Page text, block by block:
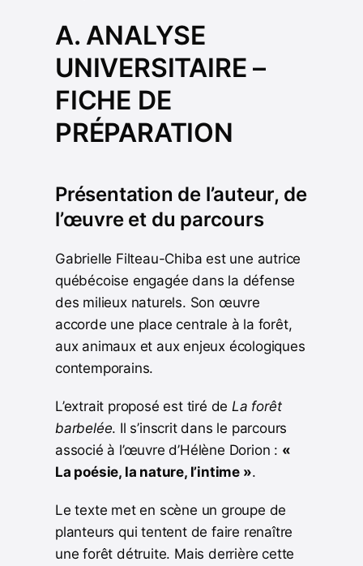
A. ANALYSE
UNIVERSITAIRE –
FICHE DE
PRÉPARATION
Présentation de l’auteur, de
l’œuvre et du parcours
Gabrielle Filteau-Chiba est une autrice
québécoise engagée dans la défense
des milieux naturels. Son œuvre
accorde une place centrale à la forêt,
aux animaux et aux enjeux écologiques
contemporains.
L’extrait proposé est tiré de La forêt
barbelée. Il s’inscrit dans le parcours
associé à l’œuvre d’Hélène Dorion : «
La poésie, la nature, l’intime ».
Le texte met en scène un groupe de
planteurs qui tentent de faire renaître
une forêt détruite. Mais derrière cette